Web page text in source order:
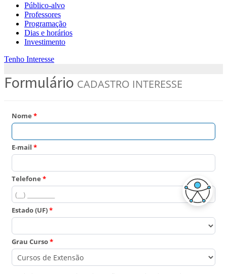
Público-alvo
Professores
Programação
Dias e horários
Investimento
Tenho Interesse